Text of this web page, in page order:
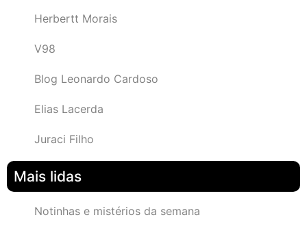
Herbertt Morais
V98
Blog Leonardo Cardoso
Elias Lacerda
Juraci Filho
Mais lidas
Notinhas e mistérios da semana